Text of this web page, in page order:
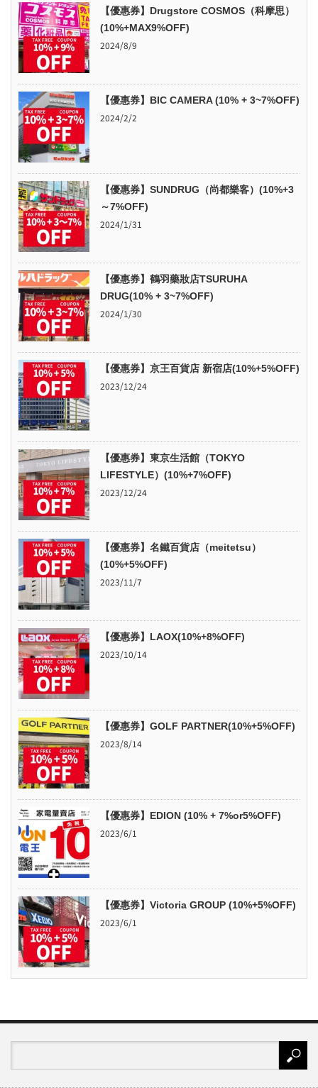
【優惠券】Drugstore COSMOS（科摩思）
(10%+MAX9%OFF)
2024/8/9
【優惠券】BIC CAMERA (10% + 3~7%OFF)
2024/2/2
【優惠券】SUNDRUG（尚都樂客）(10%+3
～7%OFF)
2024/1/31
【優惠券】鶴羽藥妝店TSURUHA
DRUG(10% + 3~7%OFF)
2024/1/30
【優惠券】京王百貨店 新宿店(10%+5%OFF)
2023/12/24
【優惠券】東京生活館（TOKYO
LIFESTYLE）(10%+7%OFF)
2023/12/24
【優惠券】名鐵百貨店（meitetsu）
(10%+5%OFF)
2023/11/7
【優惠券】LAOX(10%+8%OFF)
2023/10/14
【優惠券】GOLF PARTNER(10%+5%OFF)
2023/8/14
【優惠券】EDION (10% + 7%or5%OFF)
2023/6/1
【優惠券】Victoria GROUP (10%+5%OFF)
2023/6/1